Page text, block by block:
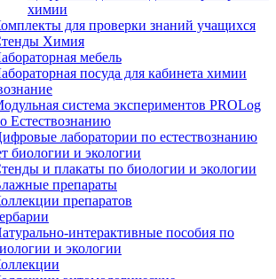
химии
для проверки знаний учащихся
Химия
мебель
посуда для кабинета химии
система экспериментов PROLog
Естествознанию
лаборатории по естествознанию
биологии и экологии
и плакаты по биологии и экологии
препараты
препаратов
интерактивные пособия по
и экологии